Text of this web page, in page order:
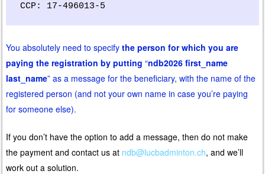
CCP: 17-496013-5
You absolutely need to specifythe person for which you are
paying the registration by putting “ndb2026 first_name
last_name” as a message for the beneficiary, with the name of the
registered person (and not your own name in case you’re paying
for someone else).
If you don’t have the option to add a message, then do not make
the payment and contact us at ndb@lucbadminton.ch, and we’ll
work out a solution.